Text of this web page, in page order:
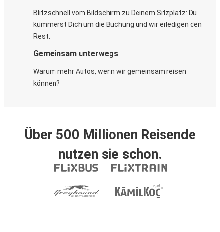
Blitzschnell vom Bildschirm zu Deinem Sitzplatz: Du
kümmerst Dich um die Buchung und wir erledigen den
Rest.
Gemeinsam unterwegs
Warum mehr Autos, wenn wir gemeinsam reisen
können?
Über 500 Millionen Reisende
nutzen sie schon.